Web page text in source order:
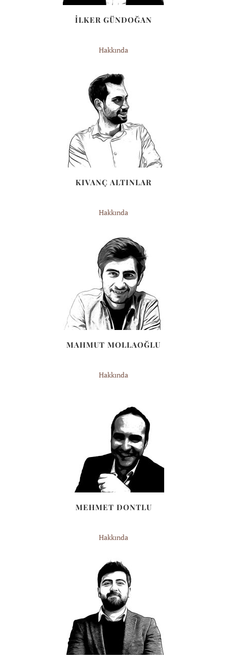
İLKER GÜNDOĞAN
Hakkında
KIVANÇ ALTINLAR
Hakkında
MAHMUT MOLLAOĞLU
Hakkında
MEHMET DONTLU
Hakkında